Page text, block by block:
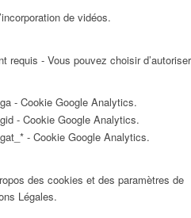
de vidéos.
requis - Vous pouvez choisir d’autoriser
- Cookie Google Analytics.
- Cookie Google Analytics.
- Cookie Google Analytics.
des cookies et des paramètres de
Légales.